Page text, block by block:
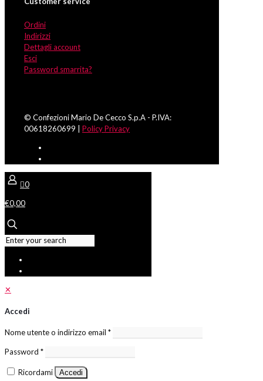
Ordini
Indirizzi
Dettagli account
Esci
Password smarrita?
© Confezioni Mario De Cecco S.p.A - P.IVA:
00618260699 | Policy Privacy
0
€0,00
✕
Accedi
Nome utente o indirizzo email *
Password *
Ricordami Accedi